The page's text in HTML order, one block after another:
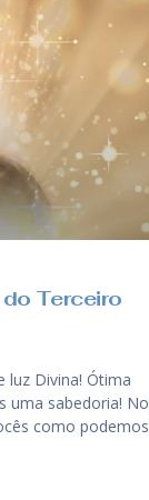
Terceiro
luz Divina! Ótima
uma sabedoria! No
como podemos